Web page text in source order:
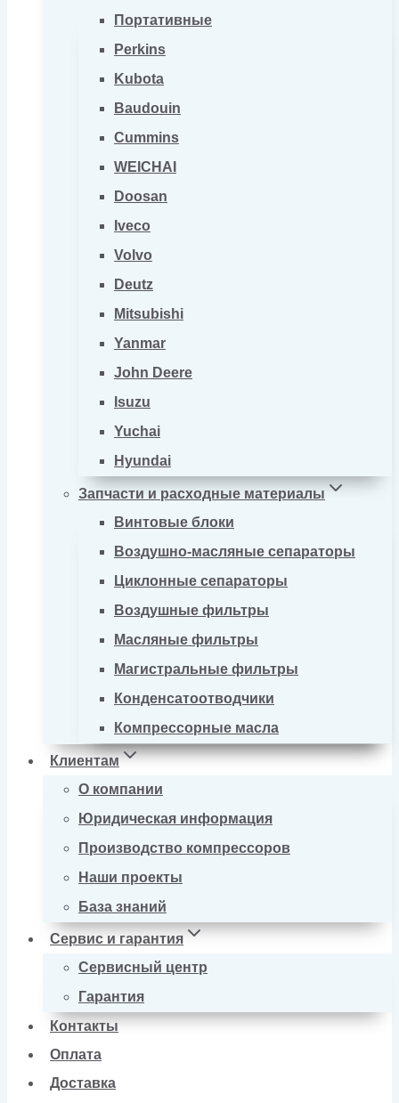
Портативные
Perkins
Kubota
Baudouin
Cummins
WEICHAI
Doosan
Iveco
Volvo
Deutz
Mitsubishi
Yanmar
John Deere
Isuzu
Yuchai
Hyundai
Запчасти и расходные материалы
Винтовые блоки
Воздушно-масляные сепараторы
Циклонные сепараторы
Воздушные фильтры
Масляные фильтры
Магистральные фильтры
Конденсатоотводчики
Компрессорные масла
Клиентам
О компании
Юридическая информация
Производство компрессоров
Наши проекты
База знаний
Сервис и гарантия
Сервисный центр
Гарантия
Контакты
Оплата
Доставка